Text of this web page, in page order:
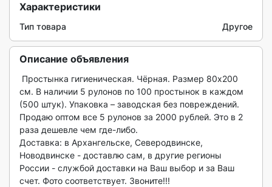
Характеристики
Тип товара Другое
Описание объявления
см. В наличии 5 рулонов по 100 простынок в каждом
(500 штук). Упаковка – заводская без повреждений.
Продаю оптом все 5 рулонов за 2000 рублей. Это в 2
раза дешевле чем где-либо.
Доставка: в Архангельске, Северодвинске,
Новодвинске - доставлю сам, в другие регионы
России - службой доставки на Ваш выбор и за Ваш
счет. Фото соответствует. Звоните!!!